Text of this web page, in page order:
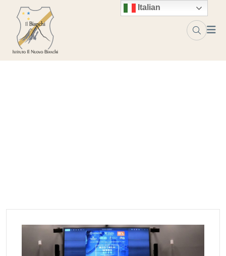
Skip to content Italian